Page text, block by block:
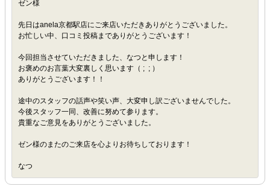
ゼン様
先日はanela京都駅店にご来店いただきありがとうございました。
お忙しい中、口コミ投稿までありがとうございます！
今回担当させていただきました、なつと申します！
お褒めのお言葉大変裏しく思います（ ; ; ）
ありがとうございます！！
途中のスタッフの話声や笑い声、大変申し訳ございませんでした。
今後スタッフ一同、改善に努めて参ります。
貴重なご意見をありがとうございました。
ゼン様のまたのご来店を心よりお待ちしております！
なつ